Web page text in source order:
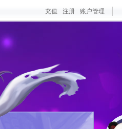
野蛮人大作
测试游戏
充值 注册 账户管理